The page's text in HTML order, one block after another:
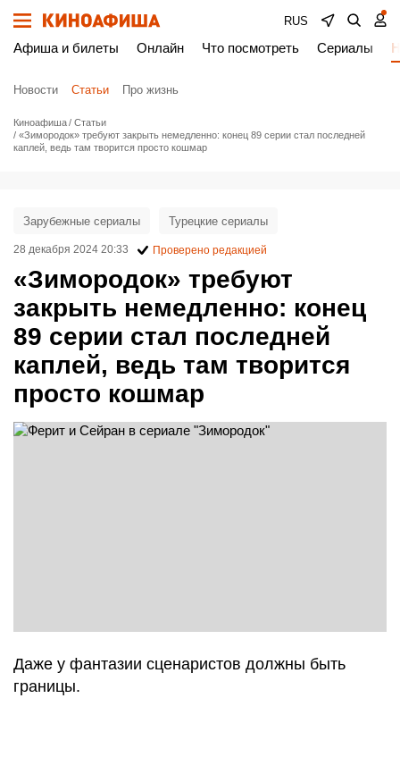
RUS
Афиша и билеты Онлайн Что посмотреть Сериалы
Новости Статьи Про жизнь
Киноафиша
Статьи
«Зимородок» требуют закрыть немедленно: конец 89 серии стал последней
каплей, ведь там творится просто кошмар
«Зимородок» требуют
закрыть немедленно: конец
89 серии стал последней
каплей, ведь там творится
просто кошмар
Зарубежные сериалы Турецкие сериалы
28 декабря 2024 20:33 Проверено редакцией
Даже у фантазии сценаристов должны быть
границы.